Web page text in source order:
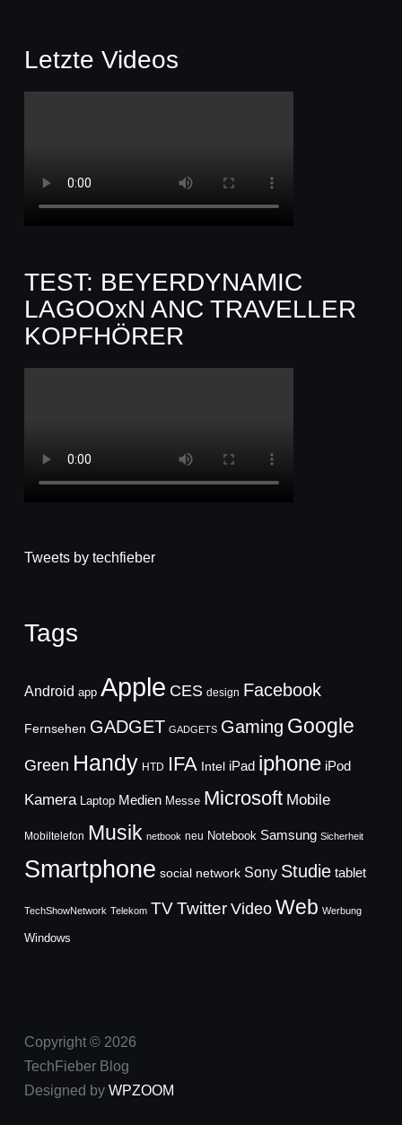
Letzte Videos
TEST: BEYERDYNAMIC
LAGOOxN ANC TRAVELLER
KOPFHÖRER
Tweets by techfieber
Tags
Android app Apple CES design Facebook
Fernsehen GADGET GADGETS Gaming Google
Green Handy HTD IFA Intel iPad iphone iPod
Kamera Laptop Medien Messe Microsoft Mobile
Mobiltelefon Musik netbook neu Notebook Samsung Sicherheit
Smartphone social network Sony Studie tablet
TechShowNetwork Telekom TVTwitter Video Web Werbung
Windows
Copyright © 2026
TechFieber Blog
Designed by WPZOOM